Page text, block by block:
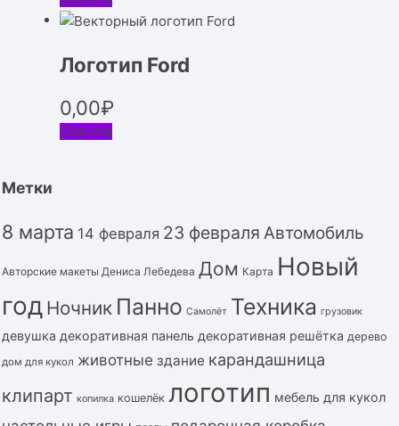
Логотип Ford
0,00₽
Скачать
Метки
8 марта 14 февраля 23 февраля Автомобиль
Авторские макеты Дениса Лебедева Дом Карта Новый
год Ночник Панно Самолёт Техника грузовик
девушка декоративная панель декоративная решётка дерево
дом для кукол животные здание карандашница
клипарт копилка кошелёк логотип мебель для кукол